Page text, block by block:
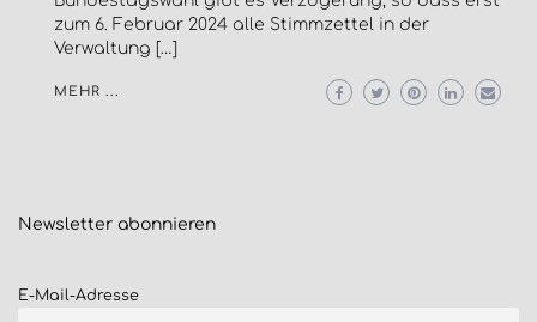
zum 6. Februar 2024 alle Stimmzettel in der
Verwaltung […]
MEHR ...
Newsletter abonnieren
E-Mail-Adresse